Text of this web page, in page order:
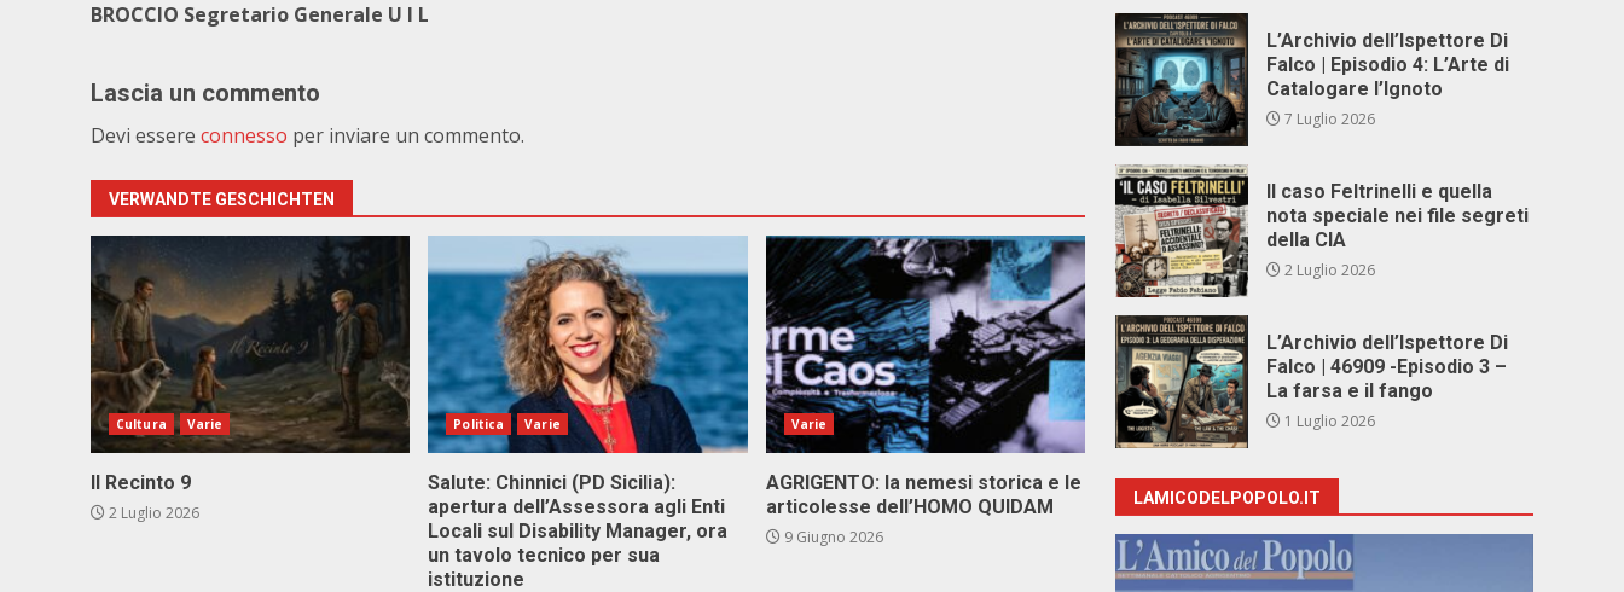
BROCCIO Segretario Generale U I L
Lascia un commento
Devi essere connesso per inviare un commento.
VERWANDTE GESCHICHTEN
Cultura Varie
Il Recinto 9
2 Luglio 2026
Politica Varie
Salute: Chinnici (PD Sicilia):
apertura dell’Assessora agli Enti
Locali sul Disability Manager, ora
un tavolo tecnico per sua
istituzione
Varie
AGRIGENTO: la nemesi storica e le
articolesse dell’HOMO QUIDAM
9 Giugno 2026
L’Archivio dell’Ispettore Di
Falco | Episodio 4: L’Arte di
Catalogare l’Ignoto
7 Luglio 2026
Il caso Feltrinelli e quella
nota speciale nei file segreti
della CIA
2 Luglio 2026
L’Archivio dell’Ispettore Di
Falco | 46909 -Episodio 3 –
La farsa e il fango
1 Luglio 2026
LAMICODELPOPOLO.IT